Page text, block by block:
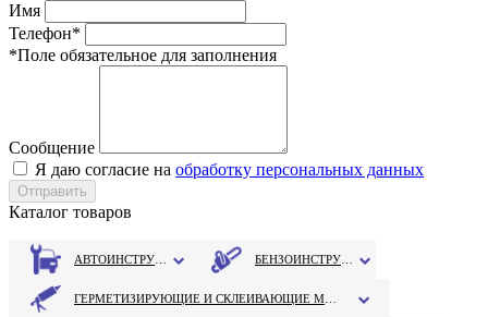
Имя
Телефон*
*Поле обязательное для заполнения
Сообщение
Я даю согласие на обработку персональных данных
Каталог товаров